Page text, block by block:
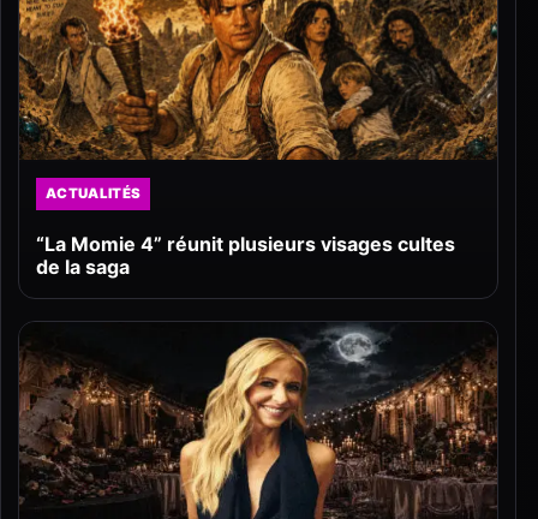
ACTUALITÉS
“La Momie 4” réunit plusieurs visages cultes
de la saga